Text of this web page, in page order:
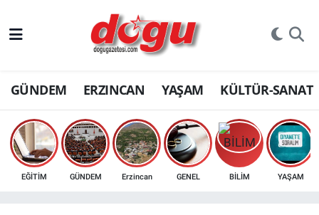
GÜNDEM ERZINCAN YAŞAM KÜLTÜR-SANAT
EĞİTİM GÜNDEM Erzincan GENEL BİLİM YAŞAM
ERZINCAN
GÜNDEM
ERZİNCAN FOTOĞRAFLARI
SAĞLIK